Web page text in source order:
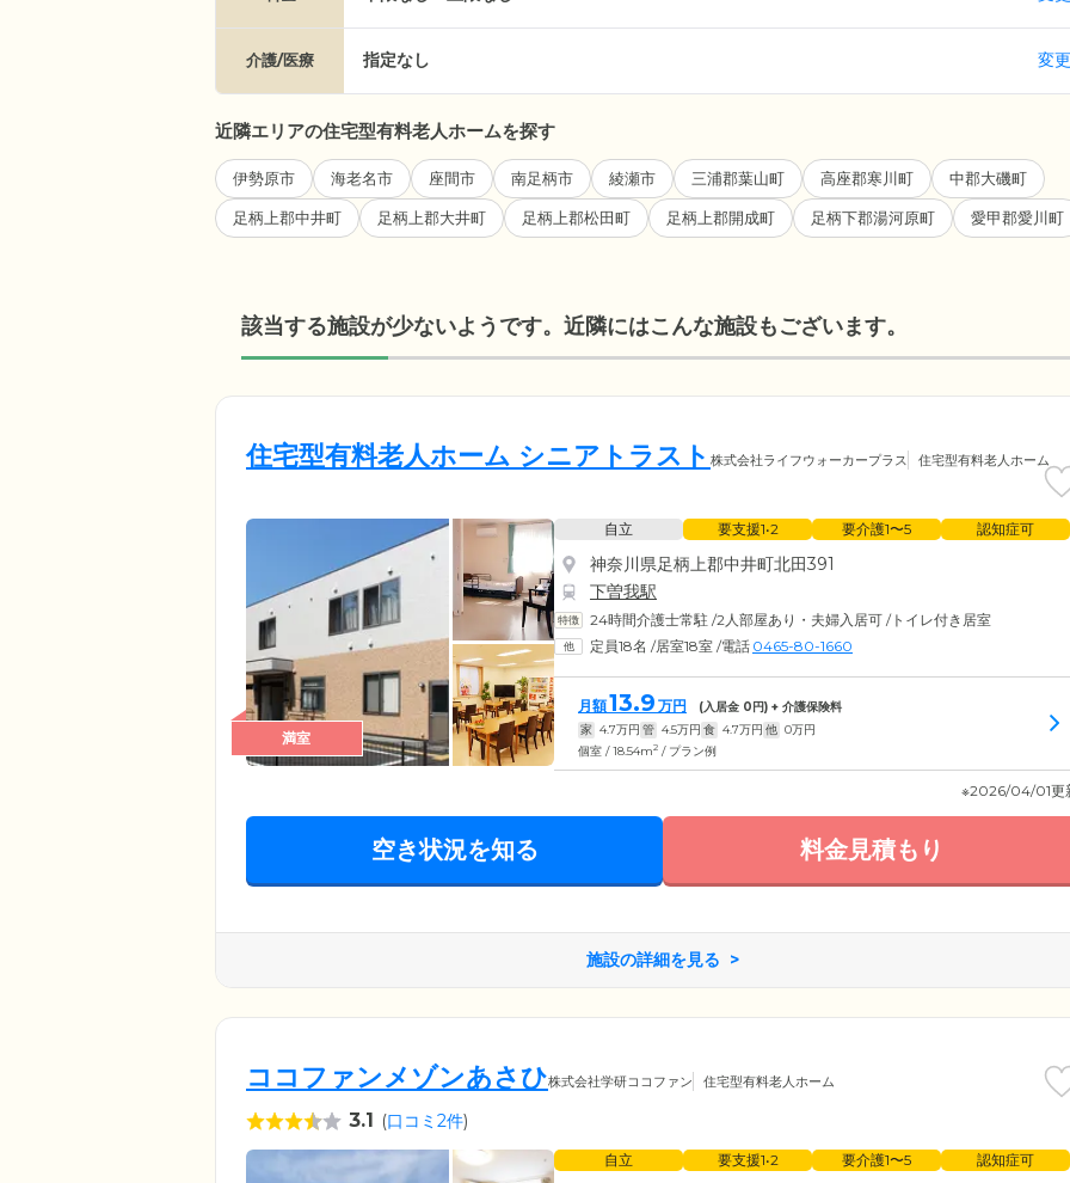
介護/医療 指定なし 変更
近隣エリアの住宅型有料老人ホームを探す
伊勢原市 海老名市 座間市 南足柄市 綾瀬市 三浦郡葉山町 高座郡寒川町 中郡大磯町
足柄上郡中井町 足柄上郡大井町 足柄上郡松田町 足柄上郡開成町 足柄下郡湯河原町 愛甲郡愛川町
該当する施設が少ないようです。近隣にはこんな施設もございます。
住宅型有料老人ホーム シニアトラスト 株式会社ライフウォーカープラス 住宅型有料老人ホーム
満室
自立 要支援1•2 要介護1〜5 認知症可
神奈川県足柄上郡中井町北田391
下曽我駅
24時間介護士常駐 /2人部屋あり・夫婦入居可 /トイレ付き居室
定員18名 /居室18室 /電話 0465-80-1660
月額13.9 万円 (入居金 0円) + 介護保険料
家 4.7万円 管 4.5万円 食 4.7万円 他 0万円
個室 / 18.54m2 / プラン例
※2026/04/01更
空き状況を知る 料金見積もり
施設の詳細を見る
ココファンメゾンあさひ株式会社学研ココファン 住宅型有料老人ホーム
3.1 (口コミ2件)
自立 要支援1•2 要介護1〜5 認知症可